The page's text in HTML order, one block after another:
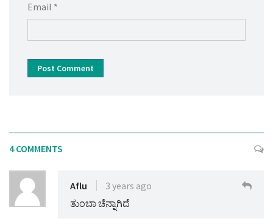
Email *
Post Comment
4 COMMENTS
Aflu
3 years ago
ತುಂಬಾ ಚೆನ್ನಾಗಿದೆ